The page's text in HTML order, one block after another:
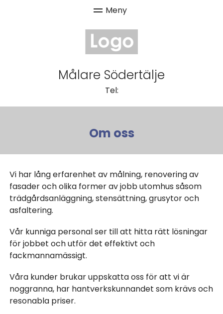
Målare Södertälje
Tel:
Om oss
Vi har lång erfarenhet av målning, renovering av
fasader och olika former av jobb utomhus såsom
trädgårdsanläggning, stensättning, grusytor och
asfaltering.
Vår kunniga personal ser till att hitta rätt lösningar
för jobbet och utför det effektivt och
fackmannamässigt.
Våra kunder brukar uppskatta oss för att vi är
noggranna, har hantverkskunnandet som krävs och
resonabla priser.